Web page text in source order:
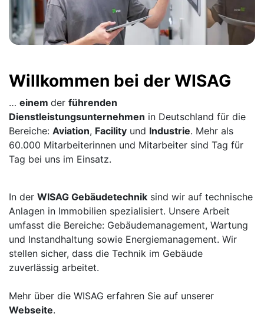
Willkommen bei der WISAG
… einem der führenden
Dienstleistungsunternehmen in Deutschland für die
Bereiche: Aviation, Facility und Industrie. Mehr als
60.000 Mitarbeiterinnen und Mitarbeiter sind Tag für
Tag bei uns im Einsatz.
In der WISAG Gebäudetechnik sind wir auf technische
Anlagen in Immobilien spezialisiert. Unsere Arbeit
umfasst die Bereiche: Gebäudemanagement, Wartung
und Instandhaltung sowie Energiemanagement. Wir
stellen sicher, dass die Technik im Gebäude
zuverlässig arbeitet.
Mehr über die WISAG erfahren Sie auf unserer
Webseite.